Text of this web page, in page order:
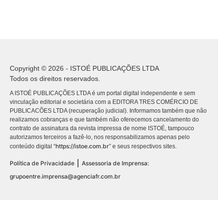
Copyright © 2026 - ISTOÉ PUBLICAÇÕES LTDA
Todos os direitos reservados.
A ISTOÉ PUBLICAÇÕES LTDA é um portal digital independente e sem
vinculação editorial e societária com a EDITORA TRES COMÉRCIO DE
PUBLICACÕES LTDA (recuperação judicial). Informamos também que não
realizamos cobranças e que também não oferecemos cancelamento do
contrato de assinatura da revista impressa de nome ISTOÉ, tampouco
autorizamos terceiros a fazê-lo, nos responsabilizamos apenas pelo
conteúdo digital “https://istoe.com.br” e seus respectivos sites.
Política de Privacidade
Assessoria de Imprensa:
grupoentre.imprensa@agenciafr.com.br